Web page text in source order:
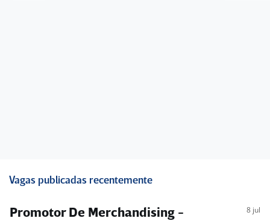
Vagas publicadas recentemente
Promotor De Merchandising -
8 jul